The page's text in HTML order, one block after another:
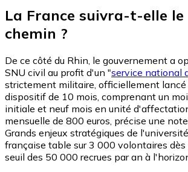
La France suivra-t-elle le
chemin ?
De ce côté du Rhin, le gouvernement a
SNU civil au profit d'un "service national
strictement militaire, officiellement lancé
dispositif de 10 mois, comprenant un
initiale et neuf mois en unité
mensuelle de 800 euros, précise une
Grands enjeux stratégiques de
française table sur 3 000 volontaires
seuil des 50 000 recrues par an à